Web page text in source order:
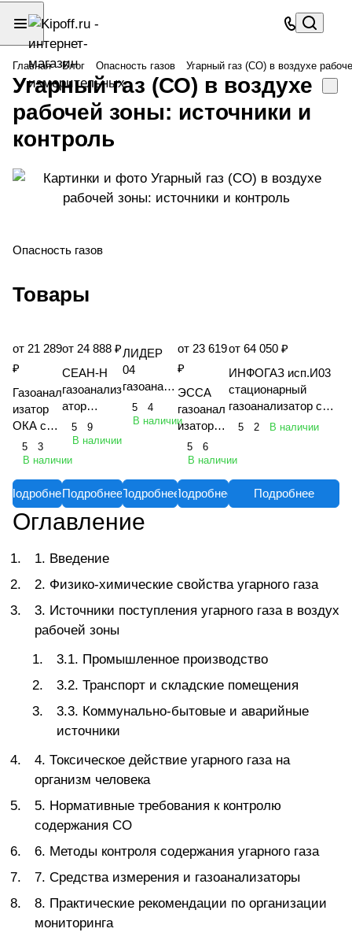
Главная Блог Опасность газов Угарный газ (СО) в воздухе
Угарный газ (СО) в воздухе
рабочей зоны: источники и
контроль
Опасность газов
Товары
от 21 289
₽
Газоанал
изатор
ОКА с
выносны
датчиков
5
3
В наличии
Подробнее
от 24 888 ₽
СЕАН-Н
газоанализ
атор
однокомпо
нентный
индивидуа
5
9
В наличии
Подробнее
ЛИДЕР
04
газоанали
затор
портативн
5
4
В наличии
Подробнее
от 23 619
₽
ЭССА
газоанал
изатор
стациона
рный
и БС)
5
6
В наличии
Подробнее
от 64 050 ₽
ИНФОГАЗ исп.И03
стационарный
газоанализатор с
датчиком
исполнения
5 2 В наличии
Подробнее
Оглавление
1. Введение
2. Физико-химические свойства угарного газа
3. Источники поступления угарного газа в воздух
рабочей зоны
3.1. Промышленное производство
3.2. Транспорт и складские помещения
3.3. Коммунально-бытовые и аварийные
источники
4. Токсическое действие угарного газа на
организм человека
5. Нормативные требования к контролю
содержания СО
6. Методы контроля содержания угарного газа
7. Средства измерения и газоанализаторы
8. Практические рекомендации по организации
мониторинга